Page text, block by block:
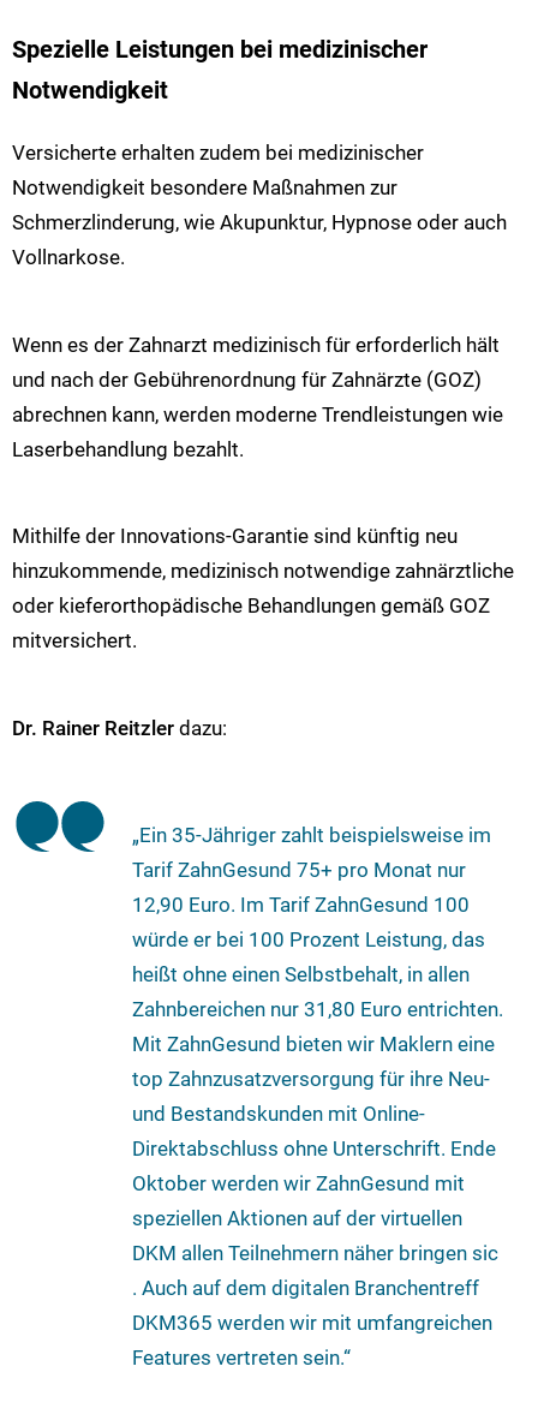
Spezielle Leistungen bei medizinischer
Notwendigkeit
Versicherte erhalten zudem bei medizinischer
Notwendigkeit besondere Maßnahmen zur
Schmerzlinderung, wie Akupunktur, Hypnose oder auch
Vollnarkose.
Wenn es der Zahnarzt medizinisch für erforderlich hält
und nach der Gebührenordnung für Zahnärzte (GOZ)
abrechnen kann, werden moderne Trendleistungen wie
Laserbehandlung bezahlt.
Mithilfe der Innovations-Garantie sind künftig neu
hinzukommende, medizinisch notwendige zahnärztliche
oder kieferorthopädische Behandlungen gemäß GOZ
mitversichert.
Dr. Rainer Reitzler dazu:
„Ein 35-Jähriger zahlt beispielsweise im
Tarif ZahnGesund 75+ pro Monat nur
12,90 Euro. Im Tarif ZahnGesund 100
würde er bei 100 Prozent Leistung, das
heißt ohne einen Selbstbehalt, in allen
Zahnbereichen nur 31,80 Euro entrichten.
Mit ZahnGesund bieten wir Maklern eine
top Zahnzusatzversorgung für ihre Neu-
und Bestandskunden mit Online-
Direktabschluss ohne Unterschrift. Ende
Oktober werden wir ZahnGesund mit
speziellen Aktionen auf der virtuellen
DKM allen Teilnehmern näher bringen sic
. Auch auf dem digitalen Branchentreff
DKM365 werden wir mit umfangreichen
Features vertreten sein.“